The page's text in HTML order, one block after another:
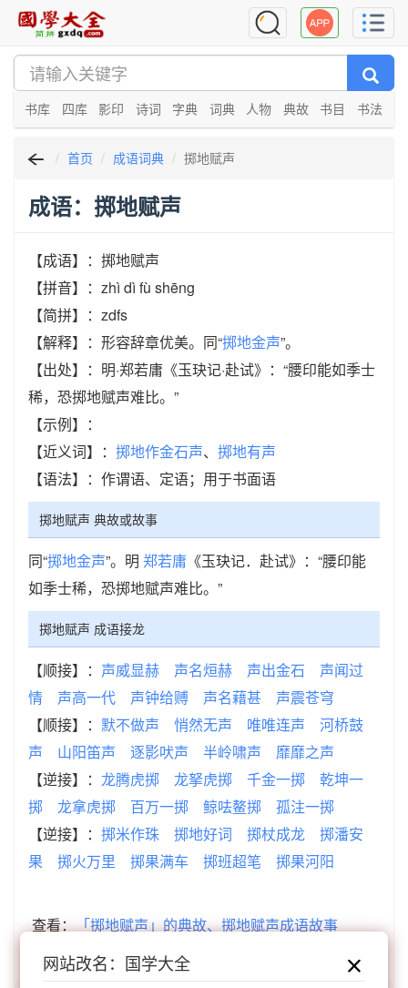
书库 四库 影印 诗词 字典 词典 人物 典故 书目 书法
首页 成语词典 掷地赋声
成语：掷地赋声
【成语】：掷地赋声
【拼音】：zhì dì fù shēng
【简拼】：zdfs
【解释】：形容辞章优美。同“掷地金声”。
【出处】：明·郑若庸《玉玦记·赴试》：“腰印能如季士
稀，恐掷地赋声难比。”
【示例】：
【近义词】： 掷地作金石声、 掷地有声
【语法】：作谓语、定语；用于书面语
掷地赋声 典故或故事
同“掷地金声”。明 郑若庸 《玉玦记．赴试》：“腰印能
如季士稀，恐掷地赋声难比。”
掷地赋声 成语接龙
【顺接】： 声威显赫 声名烜赫 声出金石
声闻过
情
声高一代 声钟给赙 声名藉甚
声震苍穹
【顺接】： 默不做声 悄然无声 唯唯连声
河桥鼓
声
山阳笛声 逐影吠声 半岭啸声
靡靡之声
【逆接】： 龙腾虎掷 龙拏虎掷 千金一掷
乾坤一
掷
龙拿虎掷 百万一掷 鲸呿鳌掷
孤注一掷
【逆接】： 掷米作珠 掷地好词 掷杖成龙
掷潘安
果
掷火万里 掷果满车 掷班超笔 掷果河阳
查看：「掷地赋声」的典故、掷地赋声成语故事
查看： 「掷地赋声」在《汉语词典》的解释
网站改名：国学大全